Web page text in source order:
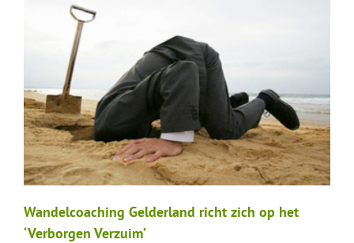
Wandelcoaching Gelderland richt zich op het
‘Verborgen Verzuim’